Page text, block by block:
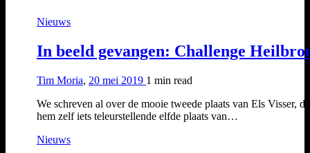
Nieuws
In beeld gevangen: Challenge
Tim Moria, 20 mei 2019 1 min read
We schreven al over de mooie tweede plaats van Els Visser,
hem zelf iets teleurstellende elfde plaats van…
Nieuws